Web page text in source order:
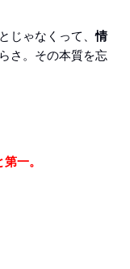
じゃなくって、情
さ。その本質を忘
一。